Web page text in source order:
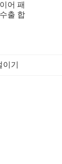
어 패
출 합
기